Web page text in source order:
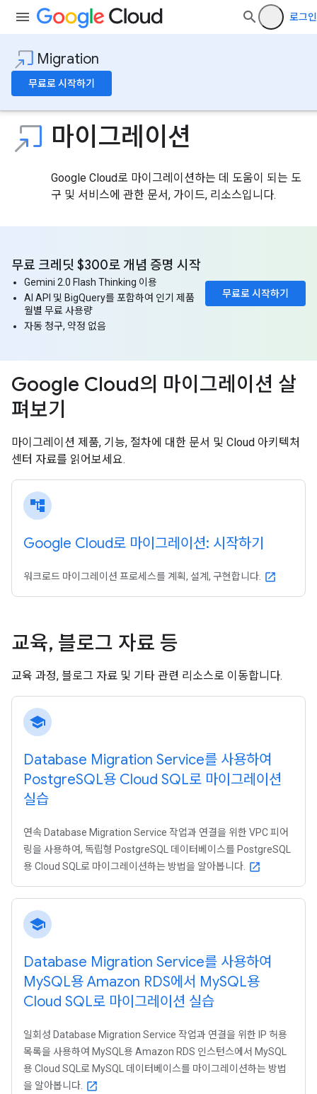
로그인
Migration
무료로 시작하기
마이그레이션
Google Cloud로 마이그레이션하는 데 도움이 되는 도
구 및 서비스에 관한 문서, 가이드, 리소스입니다.
무료로 시작하기
무료 크레딧 $300로 개념 증명 시작
Gemini 2.0 Flash Thinking 이용
AI API 및 BigQuery를 포함하여 인기 제품
월별 무료 사용량
자동 청구, 약정 없음
Google Cloud의 마이그레이션 살
펴보기
마이그레이션 제품, 기능, 절차에 대한 문서 및 Cloud 아키텍처
센터 자료를 읽어보세요.
account_tree
Google Cloud로 마이그레이션: 시작하기
워크로드 마이그레이션 프로세스를 계획, 설계, 구현합니다. open_in_new
교육, 블로그 자료 등
교육 과정, 블로그 자료 및 기타 관련 리소스로 이동합니다.
school
Database Migration Service를 사용하여
PostgreSQL용 Cloud SQL로 마이그레이션
실습
연속 Database Migration Service 작업과 연결을 위한 VPC 피어
링을 사용하여, 독립형 PostgreSQL 데이터베이스를 PostgreSQL
용 Cloud SQL로 마이그레이션하는 방법을 알아봅니다. open_in_new
school
Database Migration Service를 사용하여
MySQL용 Amazon RDS에서 MySQL용
Cloud SQL로 마이그레이션 실습
일회성 Database Migration Service 작업과 연결을 위한 IP 허용
목록을 사용하여 MySQL용 Amazon RDS 인스턴스에서 MySQL
용 Cloud SQL로 MySQL 데이터베이스를 마이그레이션하는 방법
을 알아봅니다. open_in_new